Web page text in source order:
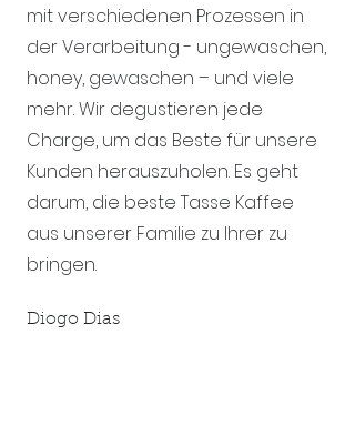
mit verschiedenen Prozessen in
der Verarbeitung - ungewaschen,
honey, gewaschen – und viele
mehr. Wir degustieren jede
Charge, um das Beste für unsere
Kunden herauszuholen. Es geht
darum, die beste Tasse Kaffee
aus unserer Familie zu Ihrer zu
bringen.
Diogo Dias